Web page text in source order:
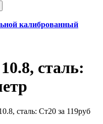
калиброванный
сталь: